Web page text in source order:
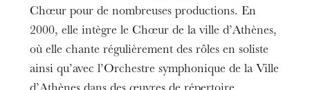
Chœur pour de nombreuses productions. En
2000, elle intègre le Chœur de la ville d’Athènes,
où elle chante régulièrement des rôles en soliste
ainsi qu’avec l’Orchestre symphonique de la Ville